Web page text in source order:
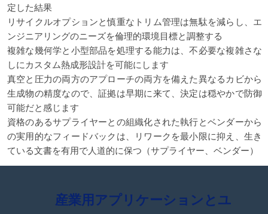
定した結果
リサイクルオプションと慎重なトリム管理は無駄を減らし、エ
ンジニアリングのニーズを倫理的環境目標と調整する
複雑な幾何学と小型部品を処理する能力は、不必要な複雑さな
しにカスタム熱成形設計を可能にします
真空と圧力の両方のアプローチの両方を備えた異なるカビから
生成物の精度なので、証拠は早期に来て、決定は穏やかで防御
可能だと感じます
資格のあるサプライヤーとの組織化された執行とベンダーから
の実用的なフィードバックは、リワークを最小限に抑え、生き
ている文書を有用で人道的に保つ（サプライヤー、ベンダー）
産業用アプリケーションとユ